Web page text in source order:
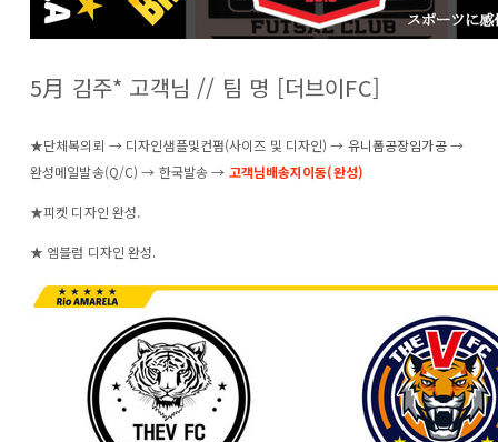
5月 김주* 고객님 // 팀 명 [더브이FC]
★단체복의뢰 → 디자인샘플및컨펌(사이즈 및 디자인) → 유니폼공장임가공→
완성메일발송(Q/C) → 한국발송 → 고객님배송지이동(완성)
★피켓 디자인 완성.
★ 엠블럼 디자인 완성.